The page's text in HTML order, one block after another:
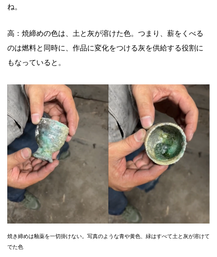
ね。
高：焼締めの色は、土と灰が溶けた色。つまり、薪をくべる
のは燃料と同時に、作品に変化をつける灰を供給する役割に
もなっていると。
焼き締めは釉薬を一切掛けない。写真のような青や黄色、緑はすべて土と灰が溶けて
でた色